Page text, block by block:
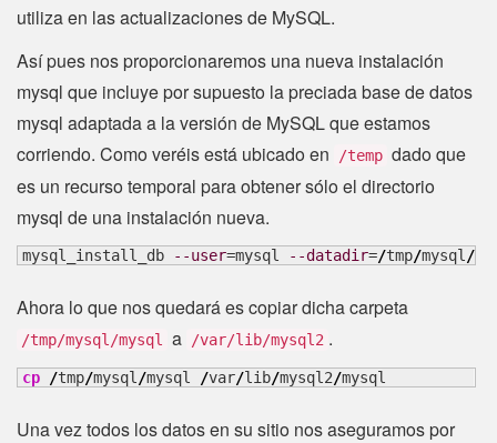
utiliza en las actualizaciones de MySQL.
Así pues nos proporcionaremos una nueva instalación
mysql que incluye por supuesto la preciada base de datos
mysql adaptada a la versión de MySQL que estamos
corriendo. Como veréis está ubicado en
/temp dado que
es un recurso temporal para obtener sólo el directorio
mysql de una instalación nueva.
mysql_install_db --user=mysql --datadir=/tmp/mysql /
Ahora lo que nos quedará es copiar dicha carpeta
/tmp/mysql/mysql a /var/lib/mysql2 .
cp /tmp/mysql /mysql /var/lib/mysql2/mysql
Una vez todos los datos en su sitio nos aseguramos por